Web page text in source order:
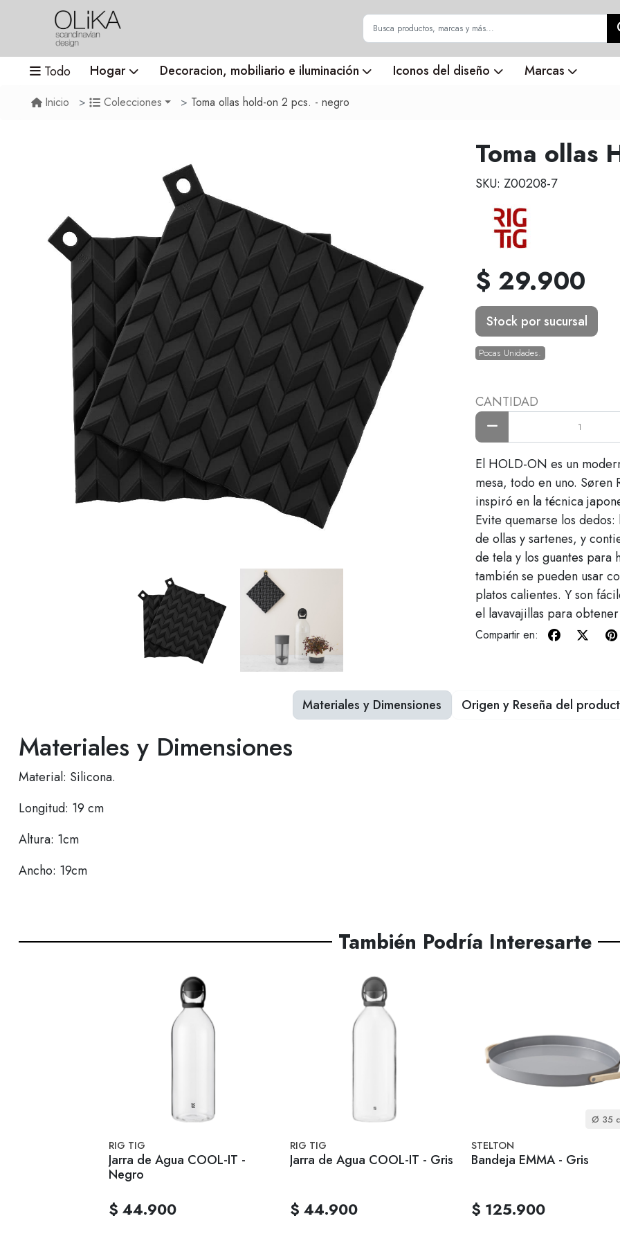
Todo Hogar Decoracion, mobiliario e iluminación Iconos del diseño Marcas
Inicio Colecciones Toma ollas hold-on 2 pcs. - negro
Toma ollas
SKU: Z00208-7
$ 29.900
Stock por sucursal
Pocas Unidades.
CANTIDAD
El HOLD-ON es un
mesa, todo en uno. Søren
inspiró en la técnica
Evite quemarse los
de ollas y sartenes, y
de tela y los guantes para
también se pueden usar
platos calientes. Y son
el lavavajillas para
Compartir en:
Materiales y Dimensiones
Material: Silicona.
Longitud: 19 cm
Altura: 1cm
Ancho: 19cm
Materiales y Dimensiones Origen y Reseña del
También Podría Interesarte
RIG TIG
Jarra de Agua COOL-IT -
Negro
$ 44.900
RIG TIG
Jarra de Agua COOL-IT - Gris
$ 44.900
Ø 35
STELTON
Bandeja EMMA - Gris
$ 125.900